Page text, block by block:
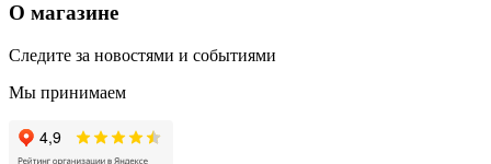
О магазине
Следите за новостями и событиями
Мы принимаем